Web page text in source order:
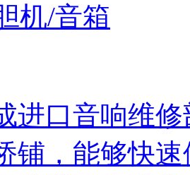
机/音箱
进口音响维
铺，能够快